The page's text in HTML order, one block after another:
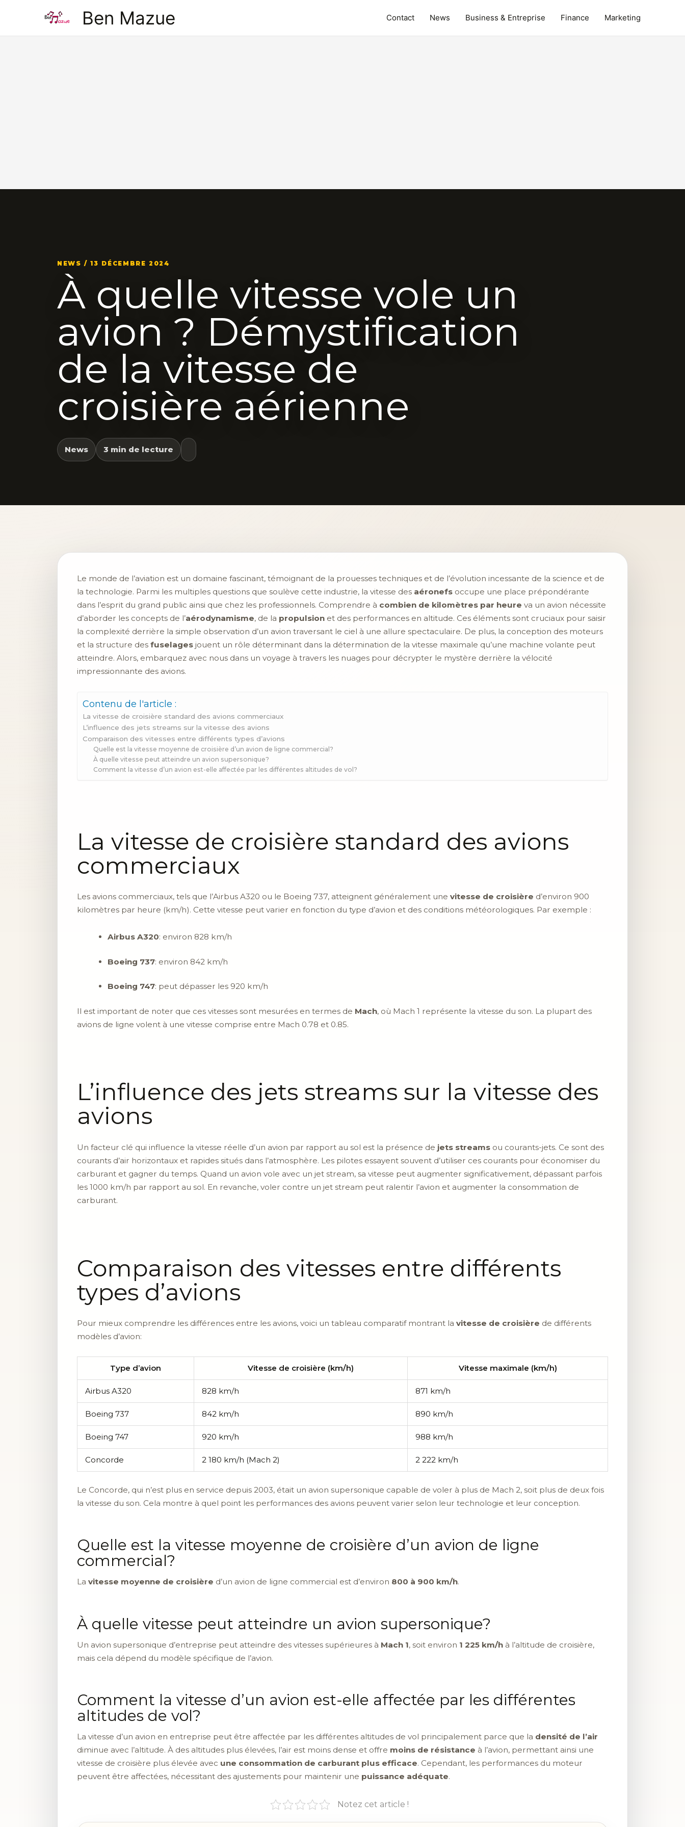
Ben Mazue Contact News Business & Entreprise Finance Marketing
NEWS / 13 DÉCEMBRE 2024
À quelle vitesse vole un
avion ? Démystification
de la vitesse de
croisière aérienne
News 3 min de lecture
Le monde de l’aviation est un domaine fascinant, témoignant de la prouesses techniques et de l’évolution incessante de la science et de
la technologie. Parmi les multiples questions que soulève cette industrie, la vitesse des aéronefs occupe une place prépondérante
dans l’esprit du grand public ainsi que chez les professionnels. Comprendre à combien de kilomètres par heure va un avion nécessite
d’aborder les concepts de l’aérodynamisme, de la propulsion et des performances en altitude. Ces éléments sont cruciaux pour saisir
la complexité derrière la simple observation d’un avion traversant le ciel à une allure spectaculaire. De plus, la conception des moteurs
et la structure des fuselages jouent un rôle déterminant dans la détermination de la vitesse maximale qu’une machine volante peut
atteindre. Alors, embarquez avec nous dans un voyage à travers les nuages pour décrypter le mystère derrière la vélocité
impressionnante des avions.
Contenu de l'article :
La vitesse de croisière standard des avions commerciaux
L’influence des jets streams sur la vitesse des avions
Comparaison des vitesses entre différents types d’avions
Quelle est la vitesse moyenne de croisière d’un avion de ligne commercial?
À quelle vitesse peut atteindre un avion supersonique?
Comment la vitesse d’un avion est-elle affectée par les différentes altitudes de vol?
La vitesse de croisière standard des avions
commerciaux
Les avions commerciaux, tels que l’Airbus A320 ou le Boeing 737, atteignent généralement une vitesse de croisière d’environ 900
kilomètres par heure (km/h). Cette vitesse peut varier en fonction du type d’avion et des conditions météorologiques. Par exemple :
Airbus A320: environ 828 km/h
Boeing 737: environ 842 km/h
Boeing 747: peut dépasser les 920 km/h
Il est important de noter que ces vitesses sont mesurées en termes de Mach, où Mach 1 représente la vitesse du son. La plupart des
avions de ligne volent à une vitesse comprise entre Mach 0.78 et 0.85.
L’influence des jets streams sur la vitesse des
avions
Un facteur clé qui influence la vitesse réelle d’un avion par rapport au sol est la présence de jets streams ou courants-jets. Ce sont des
courants d’air horizontaux et rapides situés dans l’atmosphère. Les pilotes essayent souvent d’utiliser ces courants pour économiser du
carburant et gagner du temps. Quand un avion vole avec un jet stream, sa vitesse peut augmenter significativement, dépassant parfois
les 1000 km/h par rapport au sol. En revanche, voler contre un jet stream peut ralentir l’avion et augmenter la consommation de
carburant.
Comparaison des vitesses entre différents
types d’avions
Pour mieux comprendre les différences entre les avions, voici un tableau comparatif montrant la vitesse de croisière de différents
modèles d’avion:
Type d’avion Vitesse de croisière (km/h) Vitesse maximale (km/h)
Airbus A320 828 km/h 871 km/h
Boeing 737 842 km/h 890 km/h
Boeing 747 920 km/h 988 km/h
Concorde 2 180 km/h (Mach 2) 2 222 km/h
Le Concorde, qui n’est plus en service depuis 2003, était un avion supersonique capable de voler à plus de Mach 2, soit plus de deux fois
la vitesse du son. Cela montre à quel point les performances des avions peuvent varier selon leur technologie et leur conception.
Quelle est la vitesse moyenne de croisière d’un avion de ligne
commercial?
La vitesse moyenne de croisière d’un avion de ligne commercial est d’environ 800 à 900 km/h.
À quelle vitesse peut atteindre un avion supersonique?
Un avion supersonique d’entreprise peut atteindre des vitesses supérieures à Mach 1, soit environ 1 225 km/h à l’altitude de croisière,
mais cela dépend du modèle spécifique de l’avion.
Comment la vitesse d’un avion est-elle affectée par les différentes
altitudes de vol?
La vitesse d’un avion en entreprise peut être affectée par les différentes altitudes de vol principalement parce que la densité de l’air
diminue avec l’altitude. À des altitudes plus élevées, l’air est moins dense et offre moins de résistance à l’avion, permettant ainsi une
vitesse de croisière plus élevée avec une consommation de carburant plus efficace. Cependant, les performances du moteur
peuvent être affectées, nécessitant des ajustements pour maintenir une puissance adéquate.
Notez cet article !